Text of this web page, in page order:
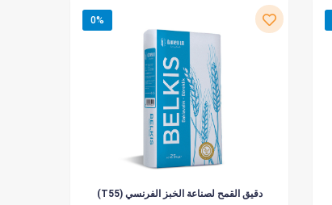
0%
(T55) دقيق القمح لصناعة الخبز الفرنسي